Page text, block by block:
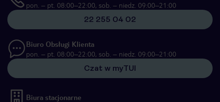
pon. – pt. 08:00–22:00, sob. – niedz. 09:00–21:00
22 255 04 02
Biuro Obsługi Klienta
pon. – pt. 08:00–22:00, sob. – niedz. 09:00–21:00
Czat w myTUI
Biura stacjonarne